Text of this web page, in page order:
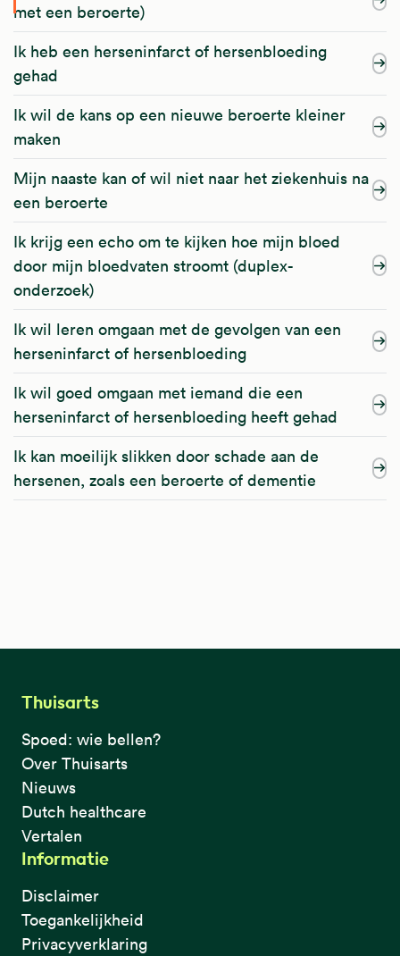
met een beroerte)
Ik heb een herseninfarct of hersenbloeding
gehad
Ik wil de kans op een nieuwe beroerte kleiner
maken
Mijn naaste kan of wil niet naar het ziekenhuis na
een beroerte
Ik krijg een echo om te kijken hoe mijn bloed
door mijn bloedvaten stroomt (duplex-
onderzoek)
Ik wil leren omgaan met de gevolgen van een
herseninfarct of hersenbloeding
Ik wil goed omgaan met iemand die een
herseninfarct of hersenbloeding heeft gehad
Ik kan moeilijk slikken door schade aan de
hersenen, zoals een beroerte of dementie
Thuisarts
Spoed: wie bellen?
Over Thuisarts
Nieuws
Dutch healthcare
Vertalen
Informatie
Disclaimer
Toegankelijkheid
Privacyverklaring